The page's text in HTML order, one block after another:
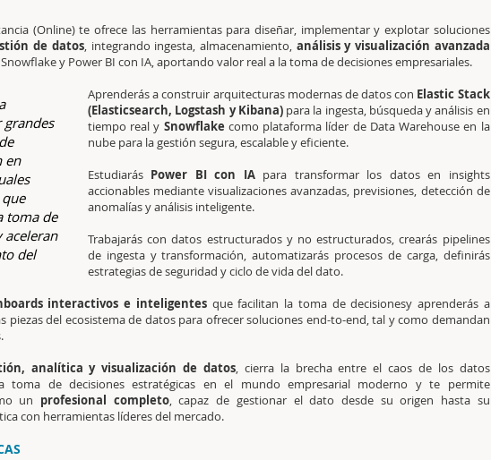
(Online) te ofrece las herramientas para diseñar, implementar y explotar soluciones
de datos, integrando ingesta, almacenamiento, análisis y visualización avanzada
y Power BI con IA, aportando valor real a la toma de decisiones empresariales.
en
toma de
aceleran
del
Aprenderás a construir arquitecturas modernas de datos con Elastic Stack
(Elasticsearch, Logstash y Kibana)para la ingesta, búsqueda y análisis en
tiempo real y Snowflake como plataforma líder de Data Warehouse en la
nube para la gestión segura, escalable y eficiente.
Estudiarás Power BI con IApara transformar los datos en insights
accionables mediante visualizaciones avanzadas, previsiones, detección de
anomalías y análisis inteligente.
Trabajarás con datos estructurados y no estructurados, crearás pipelines
de ingesta y transformación, automatizarás procesos de carga, definirás
estrategias de seguridad y ciclo de vida del dato.
interactivos e inteligentesque facilitan la toma de decisionesy aprenderás a
piezas del ecosistema de datos para ofrecer soluciones end-to-end, tal y como demandan
analítica y visualización de datos, cierra la brecha entre el caos de los datos
toma de decisiones estratégicas en el mundo empresarial moderno y te permite
un profesional completo, capaz de gestionar el dato desde su origen hasta su
con herramientas líderes del mercado.